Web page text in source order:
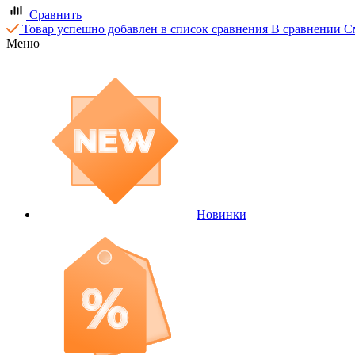
Сравнить
Товар успешно добавлен в список сравнения В сравнении
Меню
Новинки